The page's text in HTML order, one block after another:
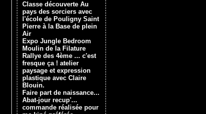
Classe découverte Au
pays des sorciers avec
l'école de Pouligny Saint
Pierre à la Base de plein
Air
Expo Jungle Bedroom
Moulin de la Filature
Rallye des 4ème ... c'est
fresque ça ! atelier
paysage et expression
plastique avec Claire
Blouin.
Faire part de naissance...
Abat-jour recup'...
commande réalisée pour